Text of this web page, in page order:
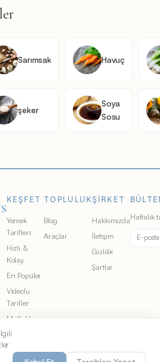
Sarımsak Havuç
şeker
Soya
Sosu
KEŞFET
Yemek
Tarifleri
Hızlı &
Kolay
En Popüler
Videolu
Tarifler
Mutfaklar
Malzemeler
TOPLULUK
Blog
Araçlar
ŞIRKET
Hakkımızda
İletişim
Gizlilik
Şartlar
Haftalık